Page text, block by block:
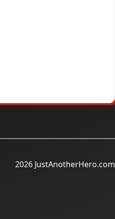
2026 JustAnotherHero.com